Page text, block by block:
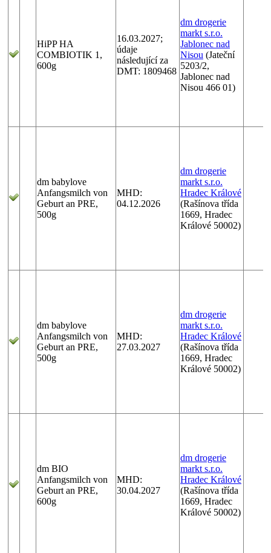
HiPP HA
COMBIOTIK 1,
600g
16.03.2027;
údaje
následující za
DMT: 1809468
dm drogerie
markt s.r.o.
Jablonec nad
Nisou (Jateční
5203/2,
Jablonec nad
Nisou 466 01)
dm babylove
Anfangsmilch von
Geburt an PRE,
500g
MHD:
04.12.2026
dm drogerie
markt s.r.o.
Hradec Králové
(Rašínova třída
1669, Hradec
Králové 50002)
dm babylove
Anfangsmilch von
Geburt an PRE,
500g
MHD:
27.03.2027
dm drogerie
markt s.r.o.
Hradec Králové
(Rašínova třída
1669, Hradec
Králové 50002)
dm BIO
Anfangsmilch von
Geburt an PRE,
600g
MHD:
30.04.2027
dm drogerie
markt s.r.o.
Hradec Králové
(Rašínova třída
1669, Hradec
Králové 50002)